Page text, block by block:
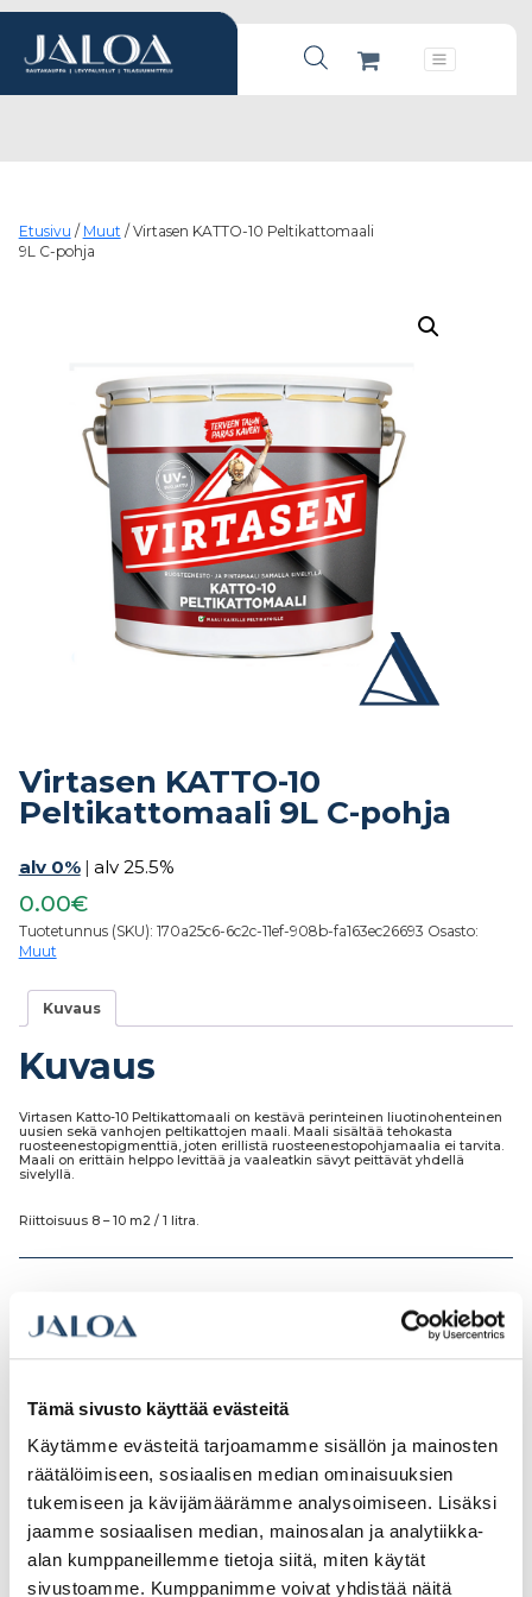
Tämä sivusto käyttää evästeitä
Käytämme evästeitä tarjoamamme sisällön ja mainosten
räätälöimiseen, sosiaalisen median ominaisuuksien
tukemiseen ja kävijämäärämme analysoimiseen. Lisäksi
jaamme sosiaalisen median, mainosalan ja analytiikka-
alan kumppaneillemme tietoja siitä, miten käytät
sivustoamme. Kumppanimme voivat yhdistää näitä
Products search
Päävalikko
Etusivu / Muut/ Virtasen KATTO-10 Peltikattomaali
9L C-pohja
Virtasen KATTO-10
Peltikattomaali 9L C-pohja
alv 0% | alv 25.5%
0.00€
Tuotetunnus (SKU): 170a25c6-6c2c-11ef-908b-fa163ec26693 Osasto:
Muut
Kuvaus
Kuvaus
Virtasen Katto-10 Peltikattomaali on kestävä perinteinen liuotinohenteinen
uusien sekä vanhojen peltikattojen maali. Maali sisältää tehokasta
ruosteenestopigmenttiä, joten erillistä ruosteenestopohjamaalia ei tarvita.
Maali on erittäin helppo levittää ja vaaleatkin sävyt peittävät yhdellä
sivelyllä.
Riittoisuus 8 – 10 m2 / 1 litra.
Tutustu myös